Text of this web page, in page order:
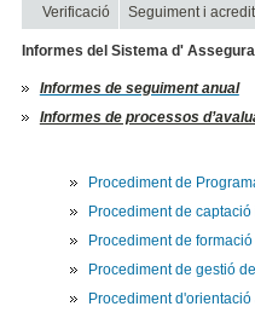
Verificació Seguiment i
Informes del Sistema d'
Informes de seguiment anual
Informes de processos
Procediment de
Procediment de
Procediment de
Procediment de gestió
Procediment